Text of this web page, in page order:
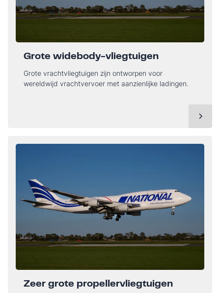
Grote widebody-vliegtuigen
Grote vrachtvliegtuigen zijn ontworpen voor
wereldwijd vrachtvervoer met aanzienlijke ladingen.
Zeer grote propellervliegtuigen